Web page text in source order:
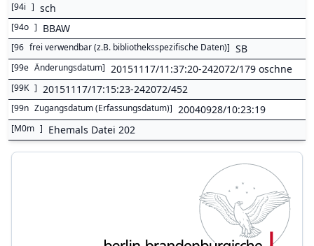
[94i ] sch
[94o ] BBAW
[96 frei verwendbar (z.B. bibliotheksspezifische Daten)] SB
[99e Änderungsdatum] 20151117/11:37:20-242072/179 oschne
[99K ] 20151117/17:15:23-242072/452
[99n Zugangsdatum (Erfassungsdatum)] 20040928/10:23:19
[M0m ] Ehemals Datei 202